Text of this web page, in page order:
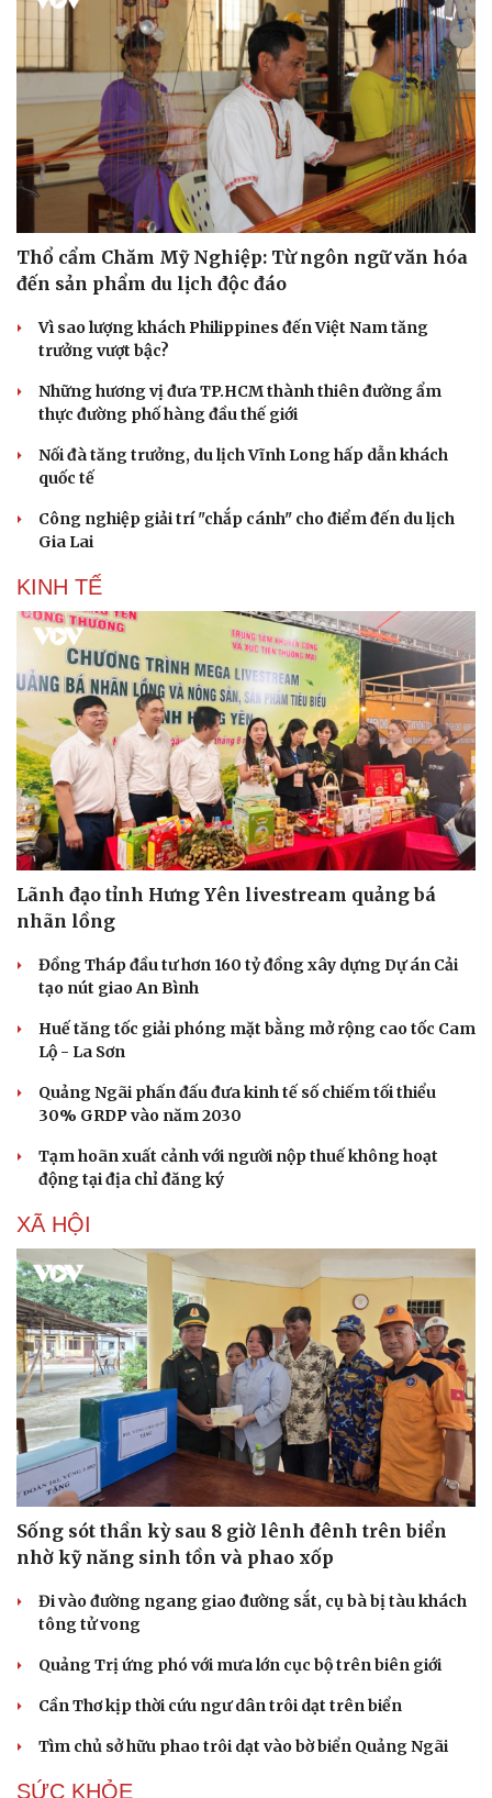
Văn hóa
Sân khấu - Điện ảnh
Văn học
Âm nhạc
Di sản
Giải trí
Thời trang
Sao Việt
Thổ cẩm Chăm Mỹ Nghiệp: Từ ngôn ngữ văn hóa
đến sản phẩm du lịch độc đáo
Vì sao lượng khách Philippines đến Việt Nam tăng
trưởng vượt bậc?
Những hương vị đưa TP.HCM thành thiên đường ẩm
thực đường phố hàng đầu thế giới
Nối đà tăng trưởng, du lịch Vĩnh Long hấp dẫn khách
quốc tế
Công nghiệp giải trí "chắp cánh" cho điểm đến du lịch
Gia Lai
KINH TẾ
Lãnh đạo tỉnh Hưng Yên livestream quảng bá
nhãn lồng
Đồng Tháp đầu tư hơn 160 tỷ đồng xây dựng Dự án Cải
tạo nút giao An Bình
Huế tăng tốc giải phóng mặt bằng mở rộng cao tốc Cam
Lộ - La Sơn
Quảng Ngãi phấn đấu đưa kinh tế số chiếm tối thiểu
30% GRDP vào năm 2030
Tạm hoãn xuất cảnh với người nộp thuế không hoạt
động tại địa chỉ đăng ký
XÃ HỘI
Sống sót thần kỳ sau 8 giờ lênh đênh trên biển
nhờ kỹ năng sinh tồn và phao xốp
Đi vào đường ngang giao đường sắt, cụ bà bị tàu khách
tông tử vong
Quảng Trị ứng phó với mưa lớn cục bộ trên biên giới
Cần Thơ kịp thời cứu ngư dân trôi dạt trên biển
Tìm chủ sở hữu phao trôi dạt vào bờ biển Quảng Ngãi
SỨC KHỎE